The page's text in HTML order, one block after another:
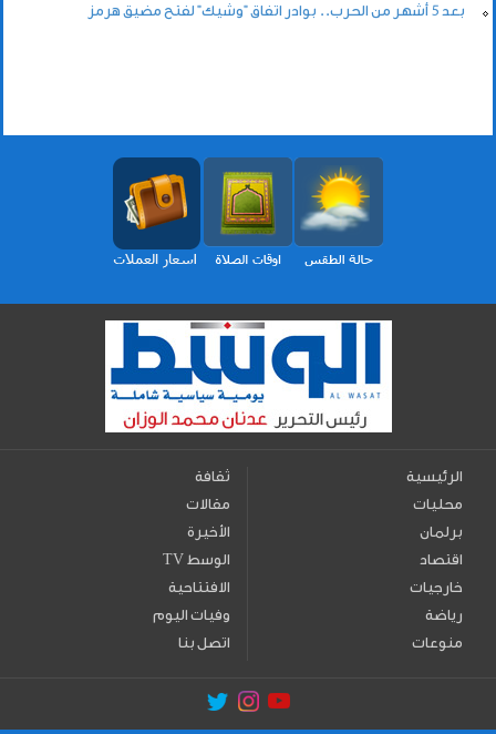
بعد 5 أشهر من الحرب.. بوادر اتفاق "وشيك" لفتح مضيق هرمز
الرئيسية
محليات
برلمان
اقتصاد
خارجيات
رياضة
منوعات
ثقافة
مقالات
الأخيرة
TV الوسط
الافتتاحية
وفيات اليوم
اتصل بنا